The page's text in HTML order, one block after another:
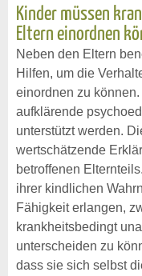
Kinder müssen
Eltern einordnen
Neben den Eltern
Hilfen, um die
einordnen zu
aufklärende
unterstützt werden.
wertschätzende
betroffenen
ihrer kindlichen
Fähigkeit erlangen,
krankheitsbedingt
unterscheiden zu
dass sie sich selbst